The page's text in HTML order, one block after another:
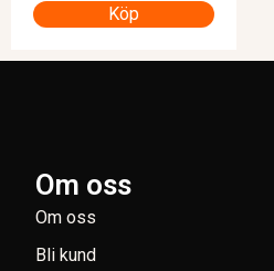
Köp
Om oss
Om oss
Bli kund